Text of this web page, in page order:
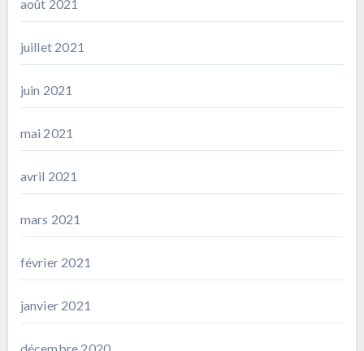
août 2021
juillet 2021
juin 2021
mai 2021
avril 2021
mars 2021
février 2021
janvier 2021